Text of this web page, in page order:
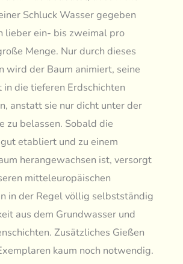
Schluck Wasser gegeben
lieber ein- bis zweimal pro
Menge. Nur durch dieses
wird der Baum animiert, seine
die tieferen Erdschichten
anstatt sie nur dicht unter der
zu belassen. Sobald die
etabliert und zu einem
herangewachsen ist, versorgt
mitteleuropäischen
in der Regel völlig selbstständig
aus dem Grundwasser und
Zusätzliches Gießen
kaum noch notwendig.